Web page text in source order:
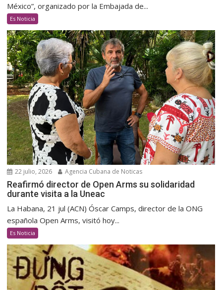
México”, organizado por la Embajada de...
Es Noticia
22 julio, 2026 Agencia Cubana de Noticas
Reafirmó director de Open Arms su solidaridad
durante visita a la Uneac
La Habana, 21 jul (ACN) Óscar Camps, director de la ONG
española Open Arms, visitó hoy...
Es Noticia